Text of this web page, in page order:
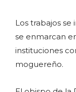
Los trabajos se
se enmarcan
instituciones
moguereño.